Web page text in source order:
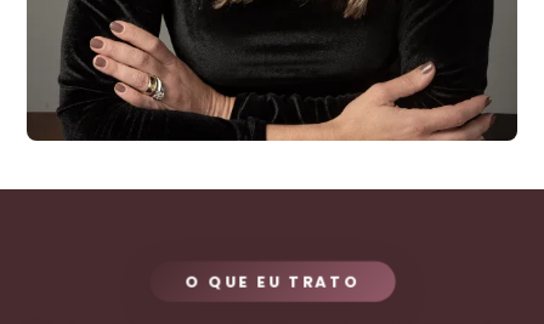
O QUE EU TRATO